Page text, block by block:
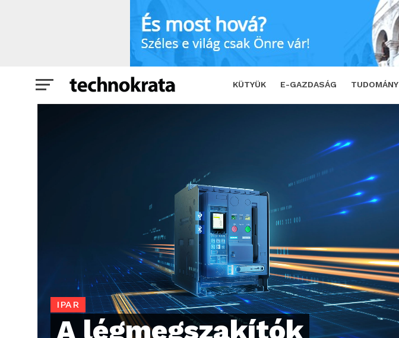
KÜTYÜK E-GAZDASÁG TUDOMÁNY
A légmegszakítók legújabb generációja Magyarországon
IPAR
A légmegszakítók